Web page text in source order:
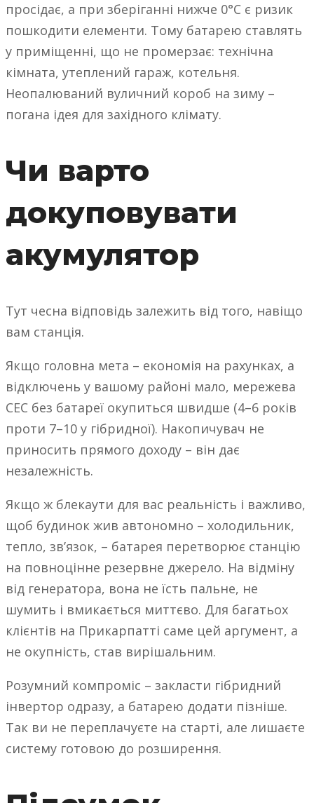
просідає, а при зберіганні нижче 0°C є ризик
пошкодити елементи. Тому батарею ставлять
у приміщенні, що не промерзає: технічна
кімната, утеплений гараж, котельня.
Неопалюваний вуличний короб на зиму –
погана ідея для західного клімату.
Чи варто
докуповувати
акумулятор
Тут чесна відповідь залежить від того, навіщо
вам станція.
Якщо головна мета – економія на рахунках, а
відключень у вашому районі мало, мережева
СЕС без батареї окупиться швидше (4–6 років
проти 7–10 у гібридної). Накопичувач не
приносить прямого доходу – він дає
незалежність.
Якщо ж блекаути для вас реальність і важливо,
щоб будинок жив автономно – холодильник,
тепло, звʼязок, – батарея перетворює станцію
на повноцінне резервне джерело. На відміну
від генератора, вона не їсть пальне, не
шумить і вмикається миттєво. Для багатьох
клієнтів на Прикарпатті саме цей аргумент, а
не окупність, став вирішальним.
Розумний компроміс – закласти гібридний
інвертор одразу, а батарею додати пізніше.
Так ви не переплачуєте на старті, але лишаєте
систему готовою до розширення.